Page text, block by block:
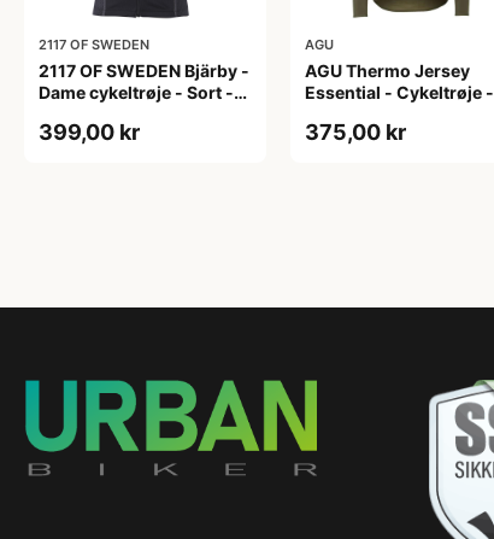
2117 OF SWEDEN
2117 OF SWEDEN Bjärby -
Dame cykeltrøje - Sort -
399,00 kr
AGU
AGU Thermo Jersey
Essential - Cykeltrøje -
375,00 kr